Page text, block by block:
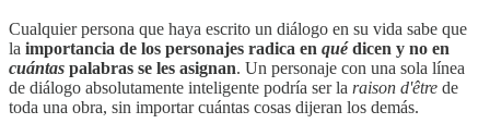
Cualquier persona que haya escrito un diálogo en su vida sabe que
la importancia de los personajes radica en quédicen y no en
cuántas palabras se les asignan. Un personaje con una sola línea
de diálogo absolutamente inteligente podría ser la raison d'être de
toda una obra, sin importar cuántas cosas dijeran los demás.